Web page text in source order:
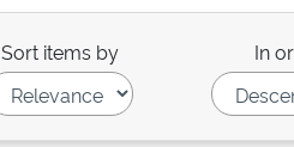
Sort items by In